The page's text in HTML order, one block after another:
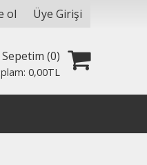
ol Üye Girişi
Sepetim (0)
0,00TL